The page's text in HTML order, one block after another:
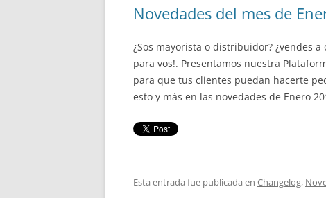
Novedades del mes de
¿Sos mayorista o distribuidor? ¿vendes
para vos!. Presentamos nuestra
para que tus clientes puedan hacerte
esto y más en las novedades de Enero
Esta entrada fue publicada en Changelog,